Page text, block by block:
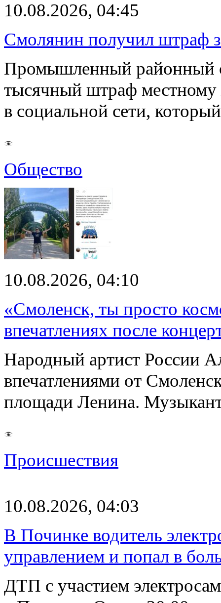
10.08.2026, 04:45
Смолянин получил штраф
Промышленный районный
тысячный штраф
в социальной сети,
Общество
10.08.2026, 04:10
«Смоленск, ты просто
впечатлениях после
Народный артист России
впечатлениями от
площади Ленина.
Происшествия
10.08.2026, 04:03
В Починке водитель
управлением и попал в
ДТП с участием